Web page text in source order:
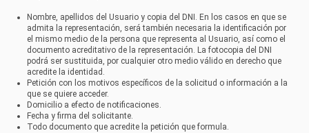
Nombre, apellidos del Usuario y copia del DNI. En los casos en que se
admita la representación, será también necesaria la identificación por
el mismo medio de la persona que representa al Usuario, así como el
documento acreditativo de la representación. La fotocopia del DNI
podrá ser sustituida, por cualquier otro medio válido en derecho que
acredite la identidad.
Petición con los motivos específicos de la solicitud o información a la
que se quiere acceder.
Domicilio a efecto de notificaciones.
Fecha y firma del solicitante.
Todo documento que acredite la petición que formula.